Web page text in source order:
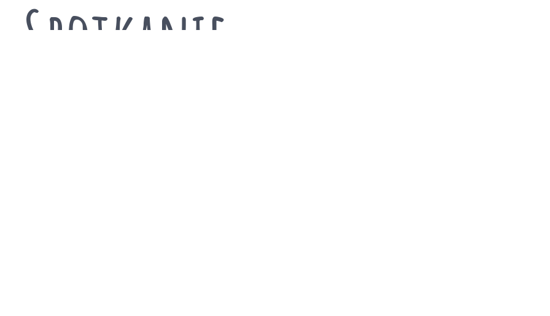
Spotkanie